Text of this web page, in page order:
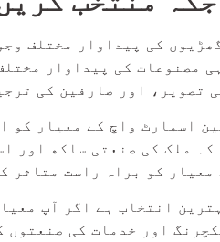
کی پیداوار مختلف
مصنوعات کی پیداوار
تصویر، اور صارفین کی
اسمارٹ واچ کے معیار کو
ملک کی صنعتی ساکھ اور
کو براہ راست متاثر
انتخاب ہے اگر آپ
اور خدمات کی